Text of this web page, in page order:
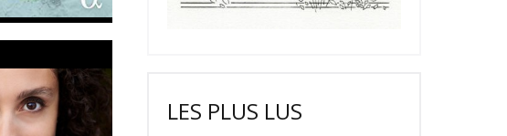
LES PLUS LUS